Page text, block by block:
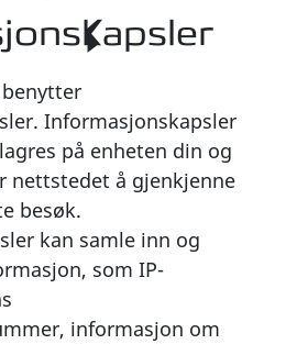
Informasjonskapsler
på enheten din og
nettstedet å gjenkjenne
besøk.
kan samle inn og
som IP-
informasjon om